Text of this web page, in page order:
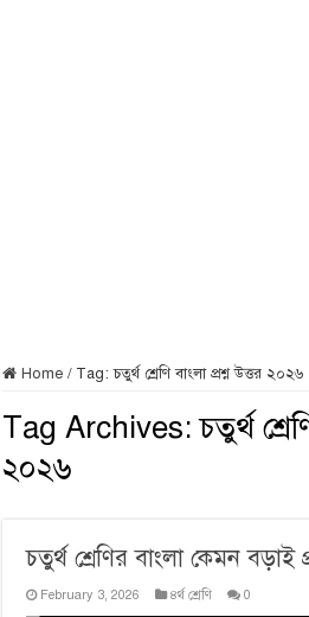
Home / Tag:চতুর্থ শ্রেণি বাংলা প্রশ্ন উত্তর ২০২৬
Tag Archives:চতুর্থ
২০২৬
চতুর্থ শ্রেণির বাংলা কেমন বড়াই
February 3, 2026 ৪র্থ শ্রেণি 0